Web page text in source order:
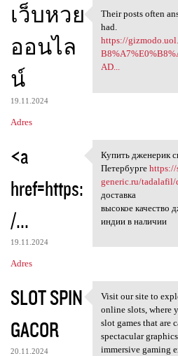
เว็บหวย
ออนไล
น์
19.11.2024
Adres
Their posts often
Their posts often
had.
https://
AD...
<a
href=https:
/...
19.11.2024
Adres
Купить
Купить дженерик
Петербурге https://
generic.ru/
доставка
высокое качество
индии в наличии
SLOT SPIN
GACOR
20.11.2024
Visit our site to
Visit our site to
online slots, where
slot games that are
spectacular
immersive gaming